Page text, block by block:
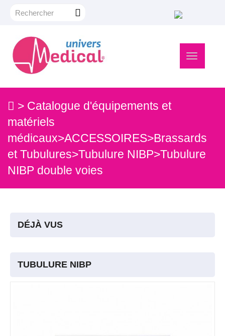
Navigation
> Catalogue d'équipements et
matériels
médicaux>ACCESSOIRES>Brassards
et Tubulures>Tubulure NIBP>Tubulure
NIBP double voies
DÉJÀ VUS
TUBULURE NIBP